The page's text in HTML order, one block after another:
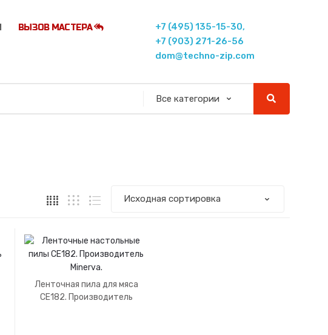
ВЫЗОВ МАСТЕРА
+7 (495) 135-15-30,
+7 (903) 271-26-56
dom@techno-zip.com
Ленточная пила для мяса
CE182. Производитель